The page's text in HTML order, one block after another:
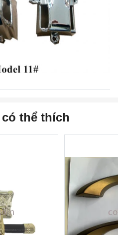
thể thích